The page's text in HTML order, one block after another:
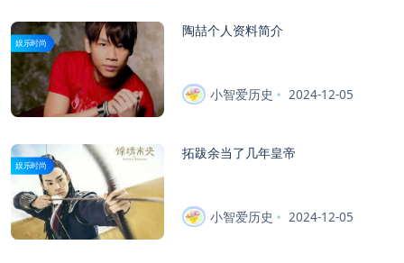
娱乐时尚
陶喆个人资料简介
小智爱历史 2024-12-05
娱乐时尚
拓跋余当了几年皇帝
小智爱历史 2024-12-05